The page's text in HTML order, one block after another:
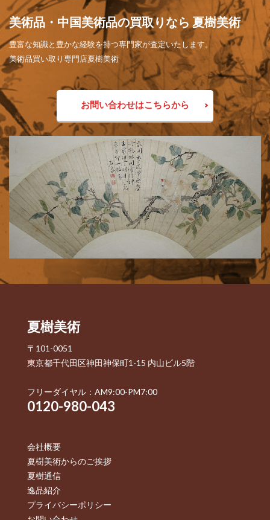
美術品・中国美術品の買取りなら 夏樹美術
豊富な知識と豊かな経験を持つ専門家が査定いたします。
美術品買い取り専門店夏樹美術
お問い合わせはこちらから
夏樹美術
〒101-0051
東京都千代田区神田神保町1-15 内山ビル5階
フリーダイヤル：AM9:00-PM7:00
0120-980-043
会社概要
夏樹美術からのご挨拶
夏樹通信
逸品紹介
プライバシーポリシー